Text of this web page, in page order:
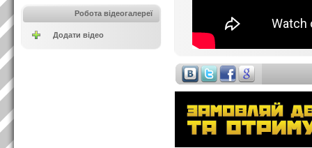
Робота відеогалереї
Додати відео